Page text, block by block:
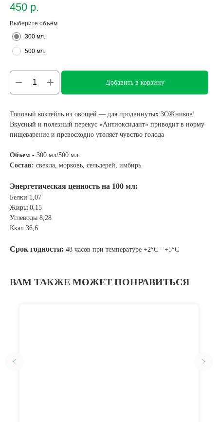
450 р.
Выберите объём
300 мл.
500 мл.
Добавить в корзину
Топовый коктейль из овощей — для продвинутых ЗОЖников!
Вкусный и полезный перекус «Антиоксидант» приводит в норму
пищеварение и превосходно утоляет чувство голода
Объем - 300 мл/500 мл.
Состав: свекла, морковь, сельдерей, имбирь
Энергетическая ценность на 100 мл:
Белки 1,07
Жиры 0,15
Углеводы 8,28
Ккал 36,6
Срок годности: 48 часов при температуре +2°C - +5°C
ВАМ ТАКЖЕ МОЖЕТ ПОНРАВИТЬСЯ